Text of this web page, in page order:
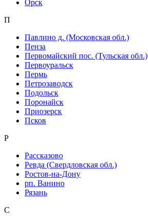
Орск
П
Павлино д. (Московская обл.)
Пенза
Первомайский пос. (Тульская обл.)
Первоуральск
Пермь
Петрозаводск
Подольск
Поронайск
Приозерск
Псков
Р
Рассказово
Ревда (Свердловская обл.)
Ростов-на-Дону
рп. Ванино
Рязань
С